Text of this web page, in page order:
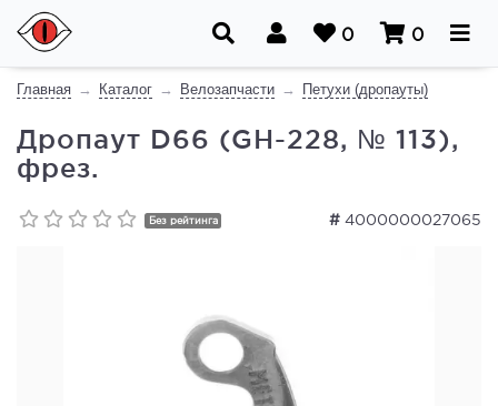
0 0
Главная Каталог Велозапчасти Петухи (дропауты)
Дропаут D66 (GH-228, № 113),
фрез.
# 4000000027065
Без рейтинга